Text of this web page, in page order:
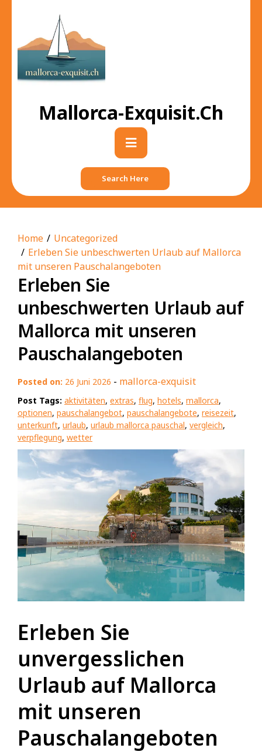
Mallorca-Exquisit.ch
Primary
Menu
Search Here
Home
Uncategorized
Erleben Sie unbeschwerten Urlaub auf Mallorca
mit unseren Pauschalangeboten
Erleben Sie
unbeschwerten Urlaub auf
Mallorca mit unseren
Pauschalangeboten
Posted on: 26 Juni 2026 - mallorca-exquisit
Post Tags: aktivitäten, extras, flug, hotels, mallorca,
optionen, pauschalangebot, pauschalangebote, reisezeit,
unterkunft, urlaub, urlaub mallorca pauschal, vergleich,
verpflegung, wetter
Erleben Sie
unvergesslichen
Urlaub auf Mallorca
mit unseren
Pauschalangeboten